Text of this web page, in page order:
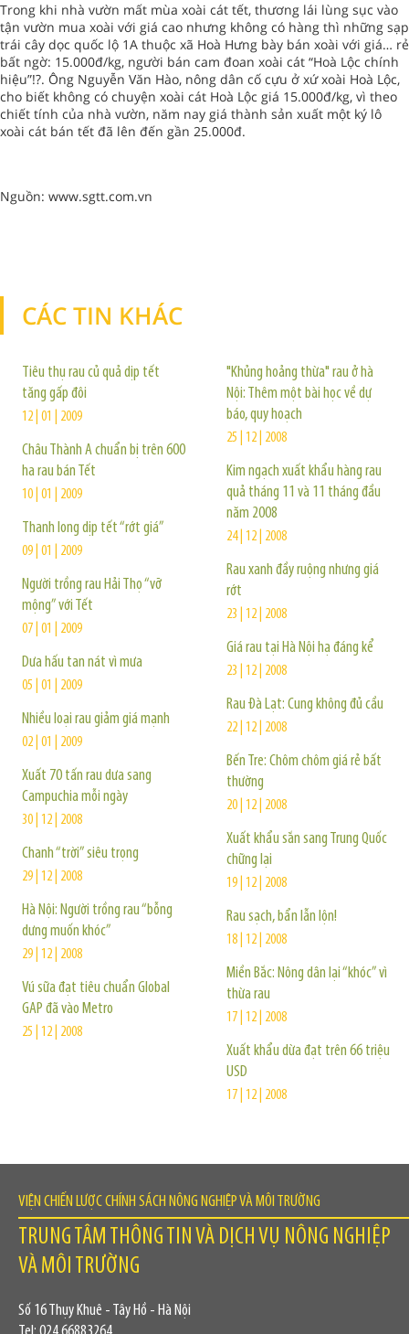
Trong khi nhà vườn mất mùa xoài cát tết, thương lái lùng sục vào
tận vườn mua xoài với giá cao nhưng không có hàng thì những sạp
trái cây dọc quốc lộ 1A thuộc xã Hoà Hưng bày bán xoài với giá… rẻ
bất ngờ: 15.000đ/kg, người bán cam đoan xoài cát “Hoà Lộc chính
hiệu”!?. Ông Nguyễn Văn Hào, nông dân cố cựu ở xứ xoài Hoà Lộc,
cho biết không có chuyện xoài cát Hoà Lộc giá 15.000đ/kg, vì theo
chiết tính của nhà vườn, năm nay giá thành sản xuất một ký lô
xoài cát bán tết đã lên đến gần 25.000đ.
Nguồn: www.sgtt.com.vn
CÁC TIN KHÁC
Tiêu thụ rau củ quả dịp tết
tăng gấp đôi
12 | 01 | 2009
Châu Thành A chuẩn bị trên 600
ha rau bán Tết
10 | 01 | 2009
Thanh long dịp tết “rớt giá”
09 | 01 | 2009
Người trồng rau Hải Thọ “vỡ
mộng” với Tết
07 | 01 | 2009
Dưa hấu tan nát vì mưa
05 | 01 | 2009
Nhiều loại rau giảm giá mạnh
02 | 01 | 2009
Xuất 70 tấn rau dưa sang
Campuchia mỗi ngày
30 | 12 | 2008
Chanh “trời” siêu trọng
29 | 12 | 2008
Hà Nội: Người trồng rau “bỗng
dưng muốn khóc”
29 | 12 | 2008
Vú sữa đạt tiêu chuẩn Global
GAP đã vào Metro
25 | 12 | 2008
"Khủng hoảng thừa" rau ở hà
Nội: Thêm một bài học về dự
báo, quy hoạch
25 | 12 | 2008
Kim ngạch xuất khẩu hàng rau
quả tháng 11 và 11 tháng đầu
năm 2008
24 | 12 | 2008
Rau xanh đầy ruộng nhưng giá
rớt
23 | 12 | 2008
Giá rau tại Hà Nội hạ đáng kể
23 | 12 | 2008
Rau Đà Lạt: Cung không đủ cầu
22 | 12 | 2008
Bến Tre: Chôm chôm giá rẻ bất
thường
20 | 12 | 2008
Xuất khẩu sắn sang Trung Quốc
chững lại
19 | 12 | 2008
Rau sạch, bẩn lẫn lộn!
18 | 12 | 2008
Miền Bắc: Nông dân lại “khóc” vì
thừa rau
17 | 12 | 2008
Xuất khẩu dừa đạt trên 66 triệu
USD
17 | 12 | 2008
VIỆN CHIẾN LƯỢC CHÍNH SÁCH NÔNG NGHIỆP VÀ MÔI TRƯỜNG
TRUNG TÂM THÔNG TIN VÀ DỊCH VỤ NÔNG NGHIỆP
VÀ MÔI TRƯỜNG
Số 16 Thụy Khuê - Tây Hồ - Hà Nội